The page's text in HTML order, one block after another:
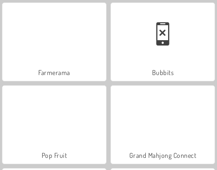
Farmerama Bubbits
Pop Fruit Grand Mahjong Connect